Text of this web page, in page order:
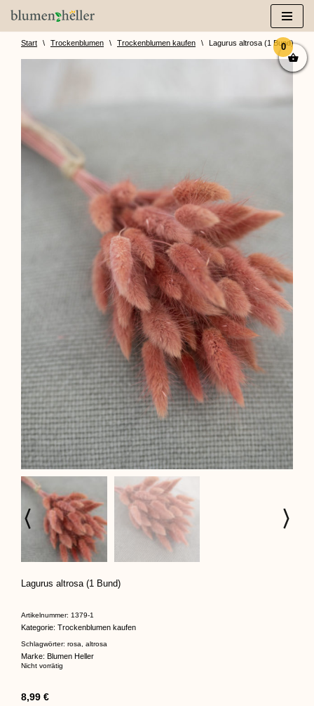
Zum
InhaltStart \ Trockenblumen \ Trockenblumen kaufen \ Lagurus altrosa (1 Bund)
Lagurus altrosa (1 Bund)
Artikelnummer: 1379-1
Kategorie: Trockenblumen kaufen
Schlagwörter: rosa, altrosa
Marke: Blumen Heller
Nicht vorrätig
8,99 €
0